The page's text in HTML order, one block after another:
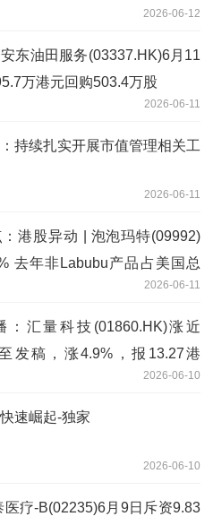
2026-06-12
东油田服务(03337.HK)6月11
万港元回购503.4万股
2026-06-11
持续扎实开展市值管理相关工
2026-06-11
港股异动 | 泡泡玛特(09992)
去年非Labubu产品占美国总
2026-06-11
：汇量科技(01860.HK)涨近
发稿，涨4.9%，报13.27港
2026-06-10
速崛起-独家
2026-06-10
医疗-B(02235)6月9日斥资9.83